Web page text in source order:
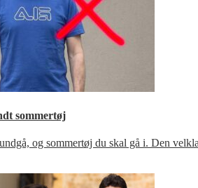
sommertøj
og sommertøj du skal gå i. Den